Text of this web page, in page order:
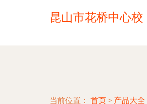
昆山市花桥中心校
当前位置： 首页 > 产品大全